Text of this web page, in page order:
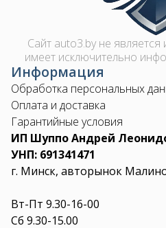
Сайт auto3.by не является
имеет исключительно
Информация
Обработка персональных
Оплата и доставка
Гарантийные условия
ИП Шуппо Андрей
УНП: 691341471
г. Минск, авторынок
Вт-Пт 9.30-16-00
Сб 9.30-15.00